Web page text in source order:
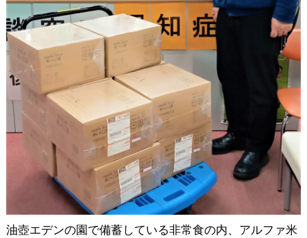
油壺エデンの園で備蓄している非常食の内、アルファ米